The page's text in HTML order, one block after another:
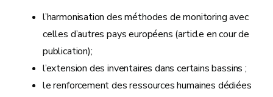
l’harmonisation des méthodes de monitoring avec
celles d’autres pays européens (article en cour de
publication);
l’extension des inventaires dans certains bassins ;
le renforcement des ressources humaines dédiées